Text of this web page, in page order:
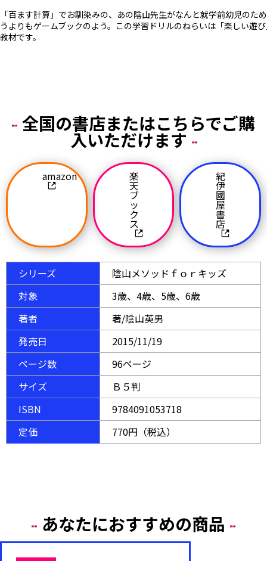
「百ます計算」でお馴染みの、あの陰山先生がなんと就学前幼児の
うよりもゲームブックのよう。この学習ドリルのねらいは「楽しい
教材です。
全国の書店またはこちらでご購
入いただけます
amazon 楽
天
ブ
ッ
ク
ス
紀
伊
國
屋
書
店
シリーズ
陰山メソッドｆｏｒキッズ
対象
3歳、4歳、5歳、6歳
著者
著/陰山英男
発売日
2015/11/19
ページ数
96ページ
サイズ
Ｂ５判
ISBN
9784091053718
定価
770円（税込）
あなたにおすすめの商品